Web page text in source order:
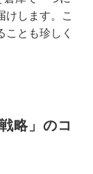
けします。こ
とも珍しく
略」のコ